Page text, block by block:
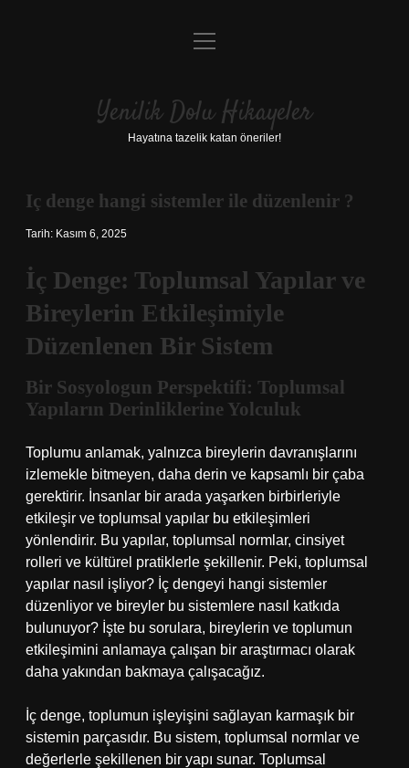
Anasayfa
Yasal Uyarı
menüyü
Yenilik Dolu Hikayeler
Hayatına tazelik katan öneriler!
Iç denge hangi sistemler ile düzenlenir ?
Tarih: Kasım 6, 2025
İç Denge: Toplumsal Yapılar ve
Bireylerin Etkileşimiyle
Düzenlenen Bir Sistem
Bir Sosyologun Perspektifi: Toplumsal
Yapıların Derinliklerine Yolculuk
Toplumu anlamak, yalnızca bireylerin davranışlarını
izlemekle bitmeyen, daha derin ve kapsamlı bir çaba
gerektirir. İnsanlar bir arada yaşarken birbirleriyle
etkileşir ve toplumsal yapılar bu etkileşimleri
yönlendirir. Bu yapılar, toplumsal normlar, cinsiyet
rolleri ve kültürel pratiklerle şekillenir. Peki, toplumsal
yapılar nasıl işliyor? İç dengeyi hangi sistemler
düzenliyor ve bireyler bu sistemlere nasıl katkıda
bulunuyor? İşte bu sorulara, bireylerin ve toplumun
etkileşimini anlamaya çalışan bir araştırmacı olarak
daha yakından bakmaya çalışacağız.
İç denge, toplumun işleyişini sağlayan karmaşık bir
sistemin parçasıdır. Bu sistem, toplumsal normlar ve
değerlerle şekillenen bir yapı sunar. Toplumsal